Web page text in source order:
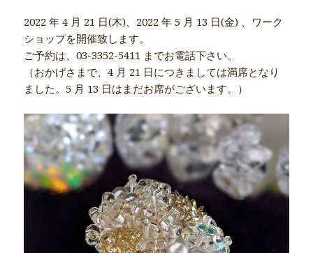
2022 年 4 月 21 日(木)、2022 年 5 月 13 日(金) 、ワーク
ショップを開催致します。
ご予約は、03-3352-5411 までお電話下さい。
（おかげさまで、4 月 21 日につきましては満席となり
ました。5 月 13 日はまだお席がございます。）